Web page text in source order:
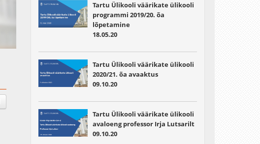
Tartu Ülikooli väärikate ülikooli
programmi 2019/20. õa
lõpetamine
18.05.20
Tartu Ülikooli väärikate ülikooli
2020/21. õa avaaktus
09.10.20
Tartu Ülikooli väärikate ülikooli
avaloeng professor Irja Lutsarilt
09.10.20